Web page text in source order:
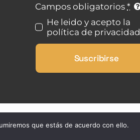
Campos obligatorios*
He leido y acepto la
política de privacidad
Suscribirse
que estás de acuerdo con ello.